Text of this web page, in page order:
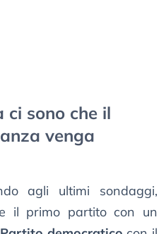
ci sono che il
venga
agli ultimi sondaggi,
il primo partito con un